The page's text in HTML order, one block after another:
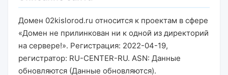
Домен 02kislorod.ru относится к проектам в сфере
«Домен не прилинкован ни к одной из директорий
на сервере!». Регистрация: 2022-04-19,
регистратор: RU-CENTER-RU. ASN: Данные
обновляются (Данные обновляются).